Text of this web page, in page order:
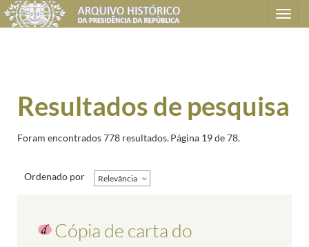
Toggle
navigation
Resultados de pesquisa
Foram encontrados 778 resultados.Página 19 de 78.
Ordenado por Relevância
Cópia de carta do